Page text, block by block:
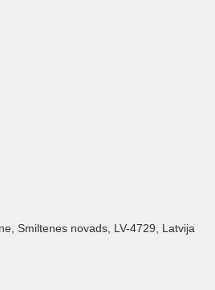
Smiltenes novads, LV-4729, Latvija